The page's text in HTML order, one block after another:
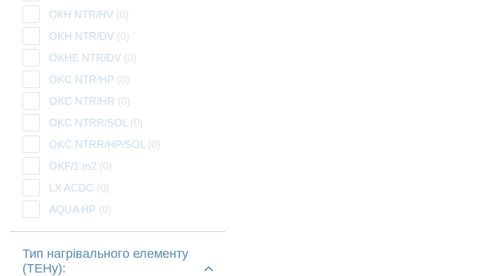
ОКН NTR/HV (0)
OKH NTR/DV (0)
OKHE NTR/DV (0)
OKC NTR/HP (0)
OKC NTR/HR (0)
OKC NTRR/SOL (0)
OKC NTRR/HP/SOL (0)
OKF/1 m2 (0)
LX ACDC (0)
AQUA HP (0)
Тип нагрівального елементу
(ТЕНу):